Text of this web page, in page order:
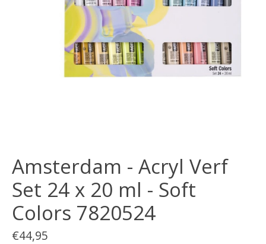
Amsterdam - Acryl Verf
Set 24 x 20 ml - Soft
Colors 7820524
€44,95